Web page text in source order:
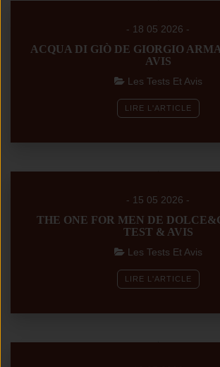
- 18 05 2026 -
ACQUA DI GIÒ DE GIORGIO
AVIS
Les Tests Et Avis
LIRE L'ARTICLE
- 15 05 2026 -
THE ONE FOR MEN DE
TEST & AVIS
Les Tests Et Avis
LIRE L'ARTICLE